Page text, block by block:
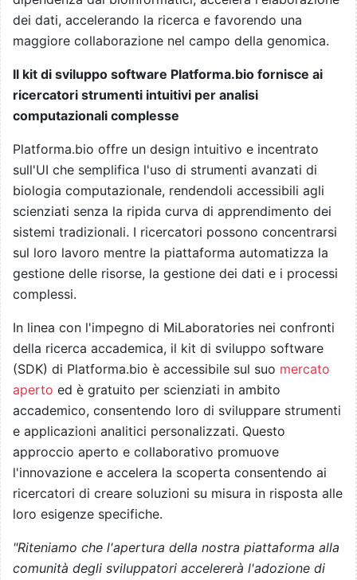
dei dati, accelerando la ricerca e favorendo una
maggiore collaborazione nel campo della genomica.
Il kit di sviluppo software Platforma.bio fornisce ai
ricercatori strumenti intuitivi per analisi
computazionali complesse
Platforma.bio offre un design intuitivo e incentrato
sull'UI che semplifica l'uso di strumenti avanzati di
biologia computazionale, rendendoli accessibili agli
scienziati senza la ripida curva di apprendimento dei
sistemi tradizionali. I ricercatori possono concentrarsi
sul loro lavoro mentre la piattaforma automatizza la
gestione delle risorse, la gestione dei dati e i processi
complessi.
In linea con l'impegno di MiLaboratories nei confronti
della ricerca accademica, il kit di sviluppo software
(SDK) di Platforma.bio è accessibile sul suo mercato
aperto ed è gratuito per scienziati in ambito
accademico, consentendo loro di sviluppare strumenti
e applicazioni analitici personalizzati. Questo
approccio aperto e collaborativo promuove
l'innovazione e accelera la scoperta consentendo ai
ricercatori di creare soluzioni su misura in risposta alle
loro esigenze specifiche.
"Riteniamo che l'apertura della nostra piattaforma alla
comunità degli sviluppatori accelererà l'adozione di